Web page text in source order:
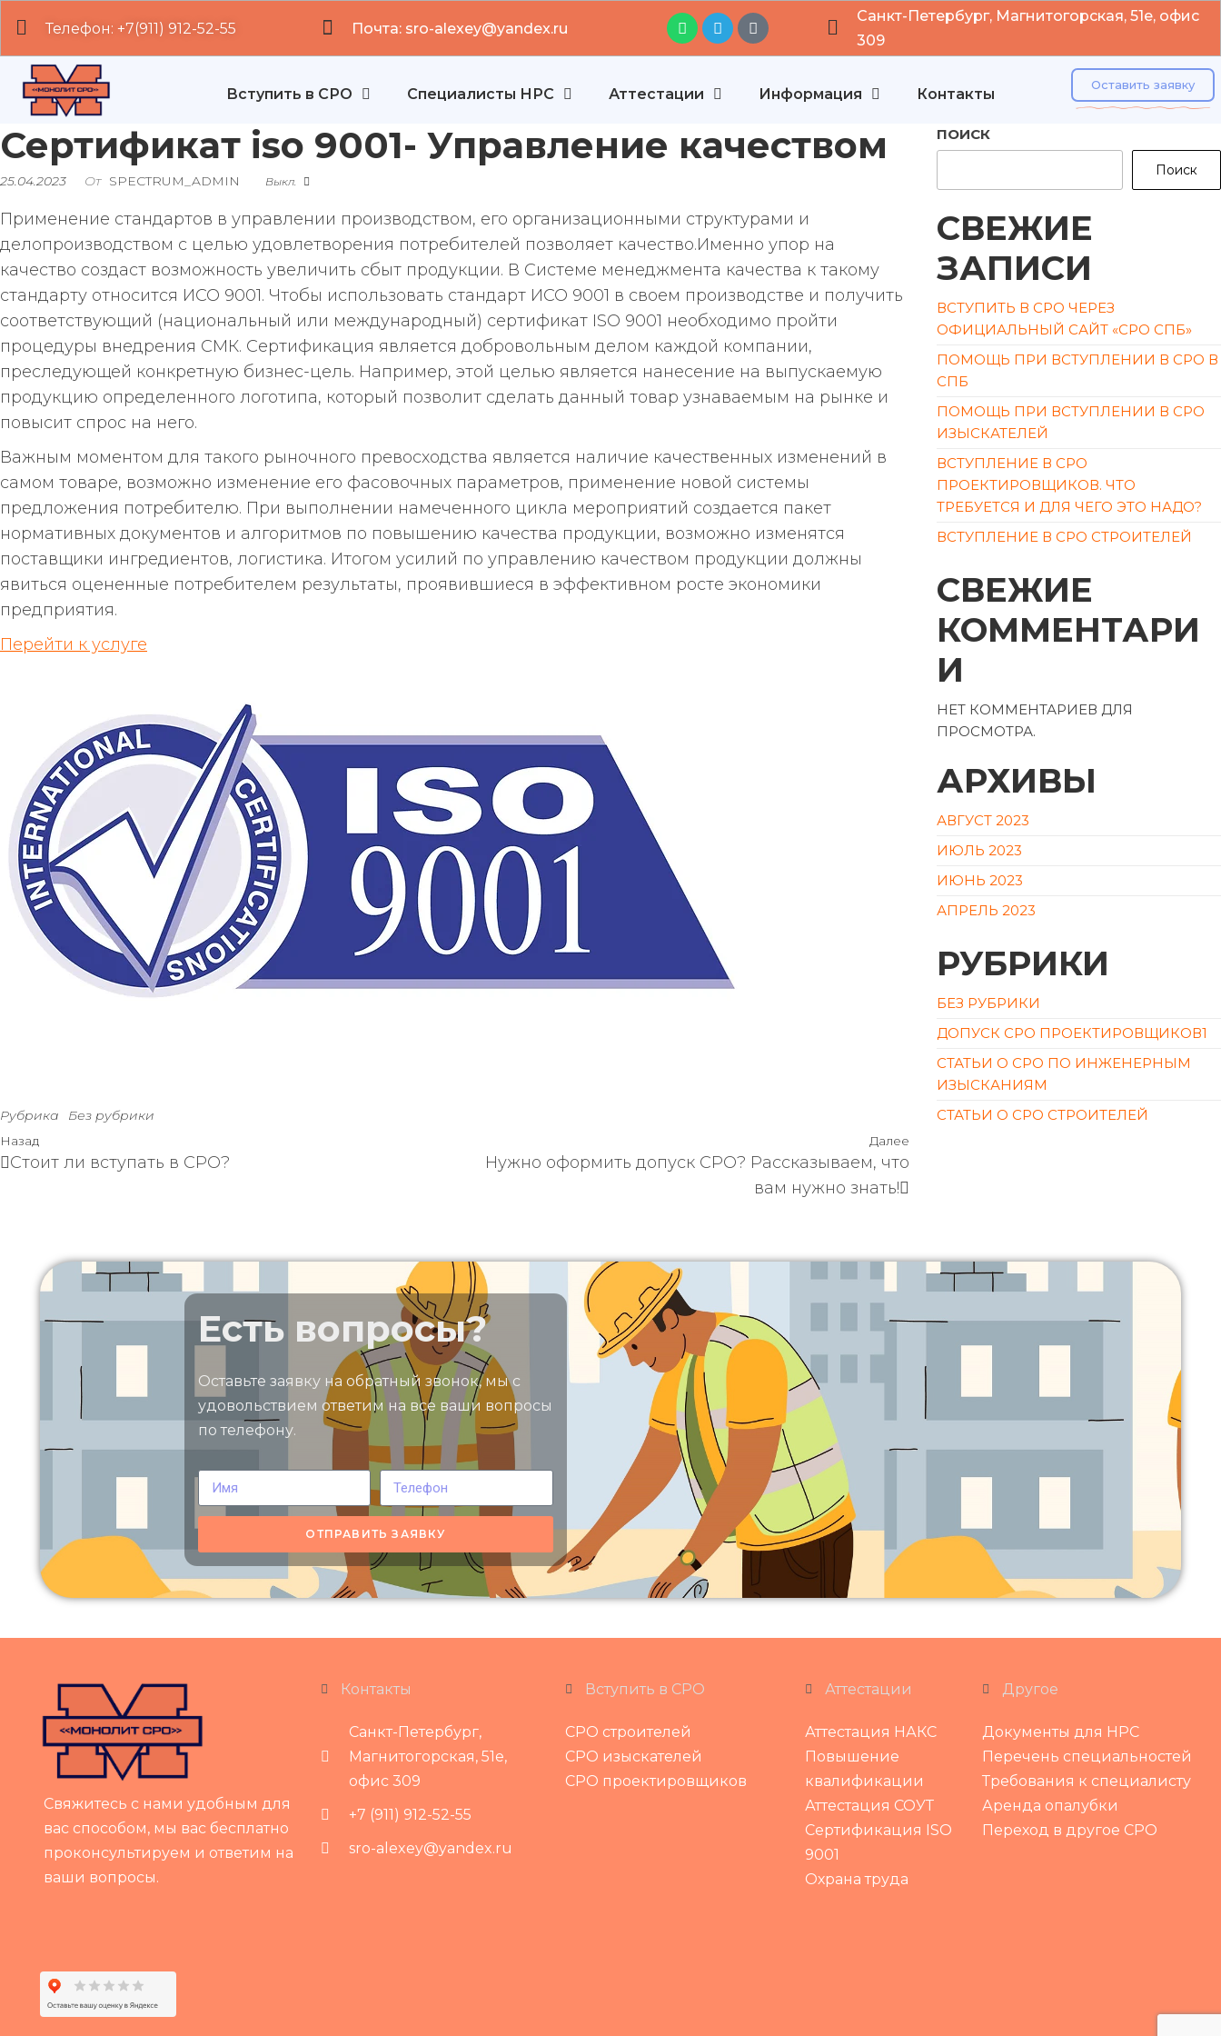
Телефон: +7(911) 912-52-55 Почта: sro-alexey@yandex.ru
Санкт-Петербург, Магнитогорская, 51е, офис
309
Вступить в СРО Специалисты НРС Аттестации Информация Контакты
Оставить заявку
Сертификат iso 9001- Управление качеством
25.04.2023 От SPECTRUM_ADMIN Выкл.
Применение стандартов в управлении производством, его организационными структурами и
делопроизводством с целью удовлетворения потребителей позволяет качество.Именно упор на
качество создаст возможность увеличить сбыт продукции. В Системе менеджмента качества к такому
стандарту относится ИСО 9001. Чтобы использовать стандарт ИСО 9001 в своем производстве и получить
соответствующий (национальный или международный) сертификат ISO 9001 необходимо пройти
процедуры внедрения СМК. Сертификация является добровольным делом каждой компании,
преследующей конкретную бизнес-цель. Например, этой целью является нанесение на выпускаемую
продукцию определенного логотипа, который позволит сделать данный товар узнаваемым на рынке и
повысит спрос на него.
Важным моментом для такого рыночного превосходства является наличие качественных изменений в
самом товаре, возможно изменение его фасовочных параметров, применение новой системы
предложения потребителю. При выполнении намеченного цикла мероприятий создается пакет
нормативных документов и алгоритмов по повышению качества продукции, возможно изменятся
поставщики ингредиентов, логистика. Итогом усилий по управлению качеством продукции должны
явиться оцененные потребителем результаты, проявившиеся в эффективном росте экономики
предприятия.
Перейти к услуге
Рубрика Без рубрики
Назад
Стоит ли вступать в СРО?
Далее
Нужно оформить допуск СРО? Рассказываем, что
вам нужно знать!
ПОИСК
Поиск
СВЕЖИЕ
ЗАПИСИ
ВСТУПИТЬ В СРО ЧЕРЕЗ
ОФИЦИАЛЬНЫЙ САЙТ «СРО СПБ»
ПОМОЩЬ ПРИ ВСТУПЛЕНИИ В СРО В
СПБ
ПОМОЩЬ ПРИ ВСТУПЛЕНИИ В СРО
ИЗЫСКАТЕЛЕЙ
ВСТУПЛЕНИЕ В СРО
ПРОЕКТИРОВЩИКОВ. ЧТО
ТРЕБУЕТСЯ И ДЛЯ ЧЕГО ЭТО НАДО?
ВСТУПЛЕНИЕ В СРО СТРОИТЕЛЕЙ
СВЕЖИЕ
КОММЕНТАРИ
И
НЕТ КОММЕНТАРИЕВ ДЛЯ
ПРОСМОТРА.
АРХИВЫ
АВГУСТ 2023
ИЮЛЬ 2023
ИЮНЬ 2023
АПРЕЛЬ 2023
РУБРИКИ
БЕЗ РУБРИКИ
ДОПУСК СРО ПРОЕКТИРОВЩИКОВ1
СТАТЬИ О СРО ПО ИНЖЕНЕРНЫМ
ИЗЫСКАНИЯМ
СТАТЬИ О СРО СТРОИТЕЛЕЙ
Есть вопросы?
Оставьте заявку на обратный звонок, мы с
удовольствием ответим на все ваши вопросы
по телефону.
ОТПРАВИТЬ ЗАЯВКУ
Свяжитесь с нами удобным для
вас способом, мы вас бесплатно
проконсультируем и ответим на
ваши вопросы.
Контакты
Санкт-Петербург,
Магнитогорская, 51е,
офис 309
+7 (911) 912-52-55
sro-alexey@yandex.ru
Вступить в СРО
СРО строителей
СРО изыскателей
СРО проектировщиков
Аттестации
Аттестация НАКС
Повышение
квалификации
Аттестация СОУТ
Сертификация ISO
9001
Охрана труда
Другое
Документы для НРС
Перечень специальностей
Требования к специалисту
Аренда опалубки
Переход в другое СРО